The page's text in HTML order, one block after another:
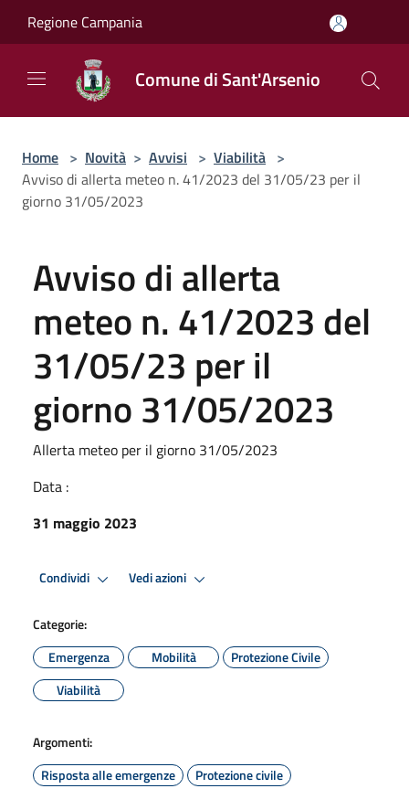
Regione Campania
Comune di Sant'Arsenio
Home > Novità > Avvisi > Viabilità >
Avviso di allerta meteo n. 41/2023 del 31/05/23 per il
giorno 31/05/2023
Avviso di allerta
meteo n. 41/2023 del
31/05/23 per il
giorno 31/05/2023
Allerta meteo per il giorno 31/05/2023
Data :
31 maggio 2023
Condividi Vedi azioni
Categorie:
Emergenza
Mobilità
Protezione Civile
Viabilità
Argomenti:
Risposta alle emergenze
Protezione civile